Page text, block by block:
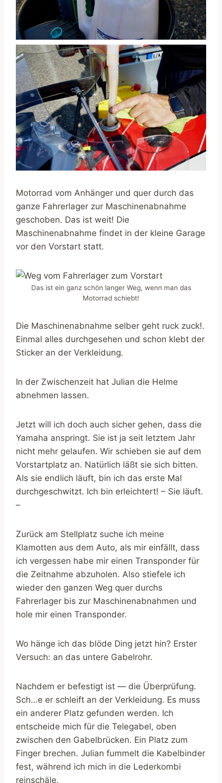
Motorrad vom Anhänger und quer durch das
ganze Fahrerlager zur Maschinenabnahme
geschoben. Das ist weit! Die
Maschinenabnahme findet in der kleine Garage
vor den Vorstart statt.
Das ist ein ganz schön langer Weg, wenn man das
Motorrad schiebt!
Die Maschinenabnahme selber geht ruck zuck!.
Einmal alles durchgesehen und schon klebt der
Sticker an der Verkleidung.
In der Zwischenzeit hat Julian die Helme
abnehmen lassen.
Jetzt will ich doch auch sicher gehen, dass die
Yamaha anspringt. Sie ist ja seit letztem Jahr
nicht mehr gelaufen. Wir schieben sie auf dem
Vorstartplatz an. Natürlich läßt sie sich bitten.
Als sie endlich läuft, bin ich das erste Mal
durchgeschwitzt. Ich bin erleichtert! – Sie läuft.
–
Zurück am Stellplatz suche ich meine
Klamotten aus dem Auto, als mir einfällt, dass
ich vergessen habe mir einen Transponder für
die Zeitnahme abzuholen. Also stiefele ich
wieder den ganzen Weg quer durchs
Fahrerlager bis zur Maschinenabnahmen und
hole mir einen Transponder.
Wo hänge ich das blöde Ding jetzt hin? Erster
Versuch: an das untere Gabelrohr.
Nachdem er befestigt ist — die Überprüfung.
Sch…e er schleift an der Verkleidung. Es muss
ein anderer Platz gefunden werden. Ich
entscheide mich für die Telegabel, oben
zwischen den Gabelbrücken. Ein Platz zum
Finger brechen. Julian fummelt die Kabelbinder
fest, während ich mich in die Lederkombi
reinschäle.